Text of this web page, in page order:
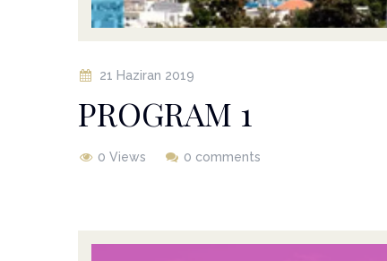
21 Haziran 2019
PROGRAM 1
0 Views 0 comments